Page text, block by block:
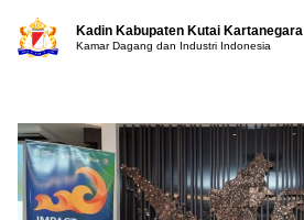
Kadin Kabupaten Kutai Kartanegara
Kamar Dagang dan Industri Indonesia